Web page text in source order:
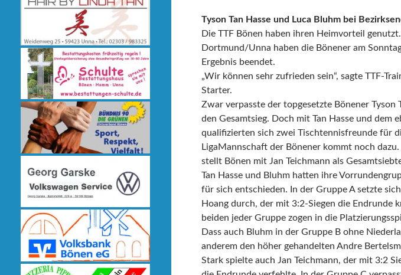
Tyson Tan Hasse und Luca Bluhm bei
Die TTF Bönen haben ihren Heimvorteil
Dortmund/Unna haben die Bönener am
Ergebnis beendet.
„Wir können sehr zufrieden sein“, sagte TTF-
Starter.
Zwar verpasste der topgesetzte Bönener
den Gesamtsieg. Doch mit Tan Hasse und dem
qualifizierten sich zwei Tischtennisfreunde für
LigaMannschaft der Bönener kommt noch
stellt Bönen mit Jan Teichmann als
Tan Hasse und Bluhm hatten ihre
für sich entschieden. In der Gruppe A setzte
Hoang durch, der mit 3:2-Siegen die Endrunde
beiden jeder Gruppe zogen in die
Dass auch Bluhm in der Gruppe B ohne
anderem den höher gehandelten Andre
Stark spielte auch Jan Teichmann, der mit 3:2